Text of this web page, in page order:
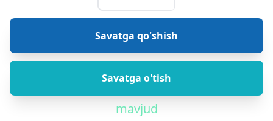
Savatga qo'shish
Savatga o'tish
mavjud